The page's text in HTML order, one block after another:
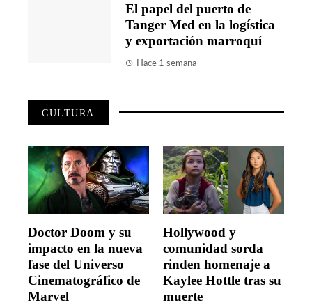
El papel del puerto de
Tanger Med en la logística
y exportación marroquí
Hace 1 semana
CULTURA
Doctor Doom y su
impacto en la nueva
fase del Universo
Cinematográfico de
Marvel
Hollywood y
comunidad sorda
rinden homenaje a
Kaylee Hottle tras su
muerte